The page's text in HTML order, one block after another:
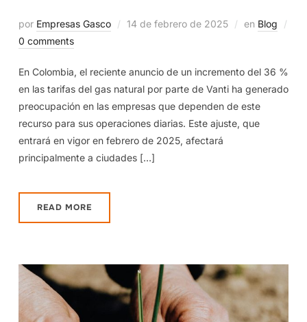
por Empresas Gasco 14 de febrero de 2025 en Blog
0 comments
En Colombia, el reciente anuncio de un incremento del 36 %
en las tarifas del gas natural por parte de Vanti ha generado
preocupación en las empresas que dependen de este
recurso para sus operaciones diarias. Este ajuste, que
entrará en vigor en febrero de 2025, afectará
principalmente a ciudades […]
READ MORE